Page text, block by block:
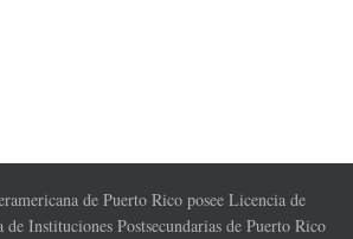
de Puerto Rico posee Licencia de
de Instituciones Postsecundarias de Puerto Rico